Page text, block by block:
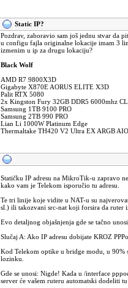
Static IP?
Pozdrav, zaboravio sam još jednu stvar da
u configu fajla originalne lokacije imam 3
izmenim u ip za drugu lokaciju?
Black Wolf
AMD R7 9800X3D
Gigabyte X870E AORUS ELITE X3D
Palit RTX 5080
2x Kingston Fury 32GB DDR5 6000mhz
Samsung 1TB 9100 PRO
Samsung 2TB 990 PRO
Lian Li 1000W Platinum Edge
Thermaltake TH420 V2 Ultra EX ARGB
Statičku IP adresu na MikroTik-u zapravo
kako vam je Telekom isporučio tu adresu.
Te tri linije koje vidite u NAT-u su
sl.) ili takozvani src-nat koji forsira da ruter
Evo detaljnog objašnjenja gde se tačno
Slučaj A: Ako IP adresu dobijate KROZ
Kod Telekom optike u bridge modu, u 90%
lozinku.
Gde se unosi: Nigde! Kada u /interface
server će vašem ruteru automatski dodeliti